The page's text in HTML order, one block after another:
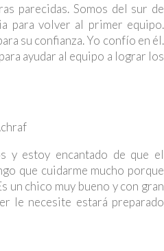
parecidas. Somos del sur de
para volver al primer equipo.
su confianza. Yo confío en él.
ayudar al equipo a lograr los
y estoy encantado de que el
que cuidarme mucho porque
un chico muy bueno y con gran
le necesite estará preparado